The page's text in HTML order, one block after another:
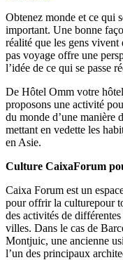
Obtenez monde et ce qui
important. Une bonne
réalité que les gens
pas voyage offre une
l’idée de ce qui se passe
De Hôtel Omm votre
proposons une activité
du monde d’une manière
mettant en vedette les
en Asie.
Culture CaixaForum
Caixa Forum est un
pour offrir la culturepour
des activités de
villes. Dans le cas de
Montjuic, une ancienne
l’un des principaux